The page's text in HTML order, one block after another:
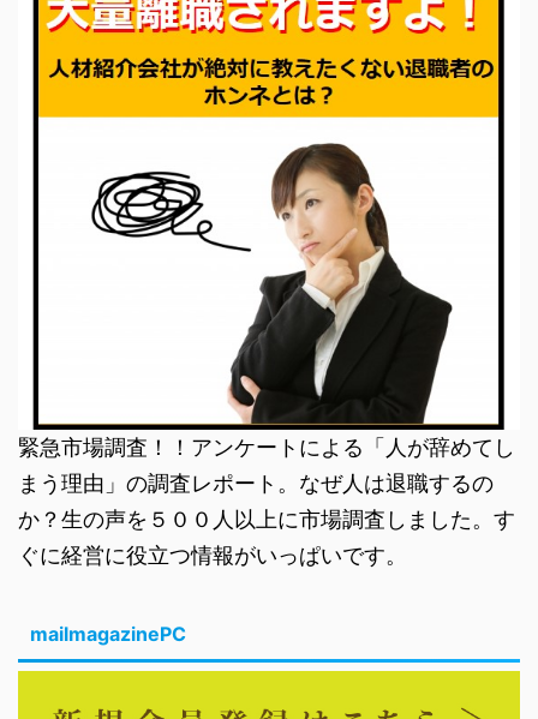
緊急市場調査！！アンケートによる「人が辞めてし
まう理由」の調査レポート。なぜ人は退職するの
か？生の声を５００人以上に市場調査しました。す
ぐに経営に役立つ情報がいっぱいです。
mailmagazinePC